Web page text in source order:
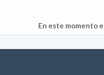
En este momento